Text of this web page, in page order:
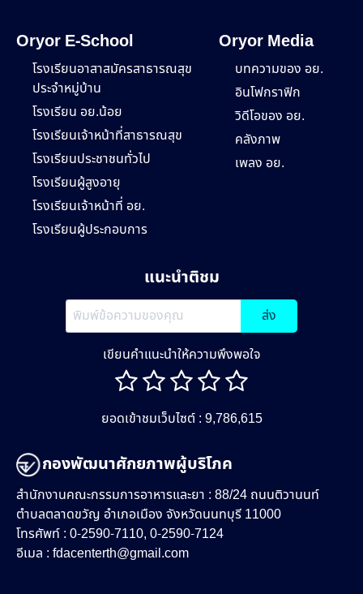
Oryor E-School
โรงเรียนอาสาสมัครสาธารณสุข
ประจำหมู่บ้าน
โรงเรียน อย.น้อย
โรงเรียนเจ้าหน้าที่สาธารณสุข
โรงเรียนประชาชนทั่วไป
โรงเรียนผู้สูงอายุ
โรงเรียนเจ้าหน้าที่ อย.
โรงเรียนผู้ประกอบการ
Oryor Media
บทความของ อย.
อินโฟกราฟิก
วิดีโอของ อย.
คลังภาพ
เพลง อย.
แนะนำติชม
ส่ง
เขียนคำแนะนำให้ความพึงพอใจ
ยอดเข้าชมเว็บไซต์ : 9,786,615
กองพัฒนาศักยภาพผู้บริโภค
สำนักงานคณะกรรมการอาหารและยา : 88/24 ถนนติวานนท์
ตำบลตลาดขวัญ อำเภอเมือง จังหวัดนนทบุรี 11000
โทรศัพท์ : 0-2590-7110, 0-2590-7124
อีเมล : fdacenterth@gmail.com